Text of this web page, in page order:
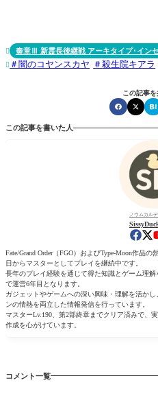
 奏章Ⅲ 新霊長後継戦 アーキタイプ･イン
 闇のコヤンスカヤ 殺生院キアラ
この記事
この記事を書いた人
ノウムカル
Fate/Grand Order（FGO）およびType-Moon作品
日からマスターとしてプレイを継続中です。
長年のプレイ経験を通じて得た知識とゲーム理
で運営6年目となります。
ガジェットやゲームへの深い興味・理解を活か
ンの情熱を両立した情報発信を行っています。
マスターLv.190、第2部終章までクリア済みで、
作成を心がけています。
コメント一覧